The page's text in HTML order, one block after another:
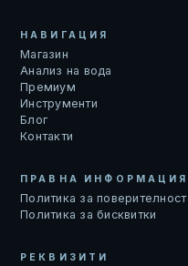
НАВИГАЦИЯ
Магазин
Анализ на вода
Премиум
Инструменти
Блог
Контакти
ПРАВНА ИНФОРМАЦИЯ
Политика за поверителност
Политика за бисквитки
РЕКВИЗИТИ